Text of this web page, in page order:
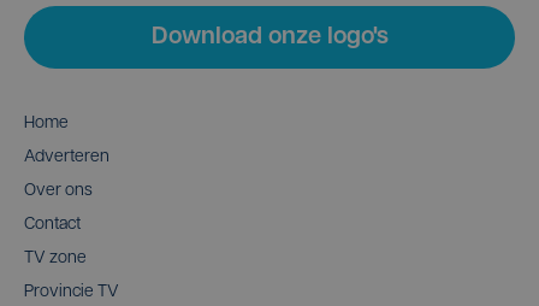
Download onze logo's
Home
Adverteren
Over ons
Contact
TV zone
Provincie TV